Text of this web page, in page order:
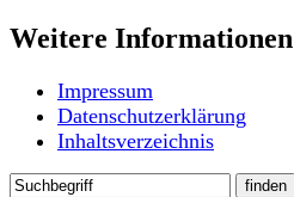
Weitere Informationen
Impressum
Datenschutzerklärung
Inhaltsverzeichnis